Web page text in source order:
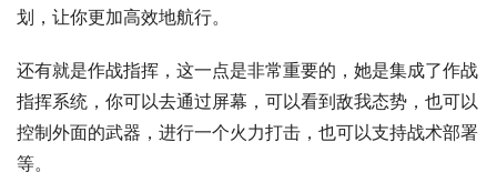
划，让你更加高效地航行。
还有就是作战指挥，这一点是非常重要的，她是集成了作战
指挥系统，你可以去通过屏幕，可以看到敌我态势，也可以
控制外面的武器，进行一个火力打击，也可以支持战术部署
等。